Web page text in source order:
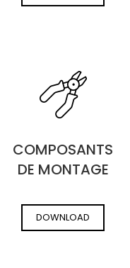
COMPOSANTS
DE MONTAGE
DOWNLOAD